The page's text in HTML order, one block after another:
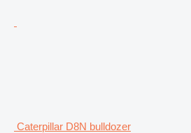
Caterpillar D8N bulldozer